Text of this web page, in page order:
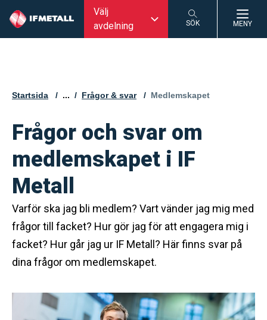
Välj
avdelning
SÖK MENY
Startsida ... Frågor & svar Aktuell sida:
Medlemskapet
Frågor och svar om
medlemskapet i IF
Metall
Varför ska jag bli medlem? Vart vänder jag mig med
frågor till facket? Hur gör jag för att engagera mig i
facket? Hur går jag ur IF Metall? Här finns svar på
dina frågor om medlemskapet.